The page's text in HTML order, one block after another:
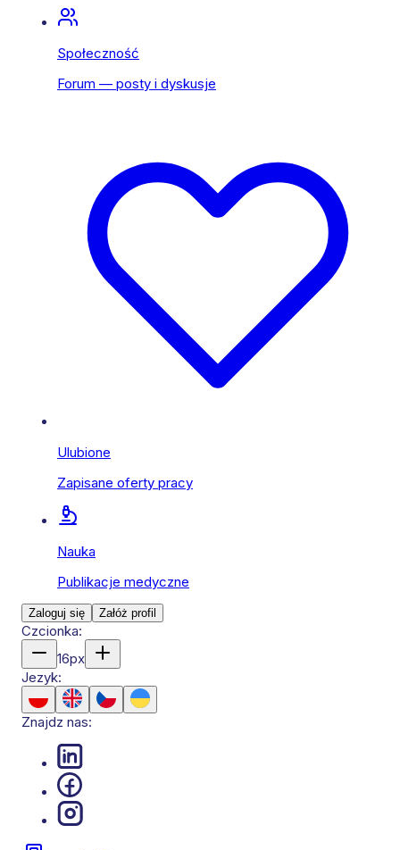
Społeczność
Forum — posty i dyskusje
Ulubione
Zapisane oferty pracy
Nauka
Publikacje medyczne
Zaloguj się Załóż profil
Czcionka:
16px
Jezyk:
Znajdz nas: